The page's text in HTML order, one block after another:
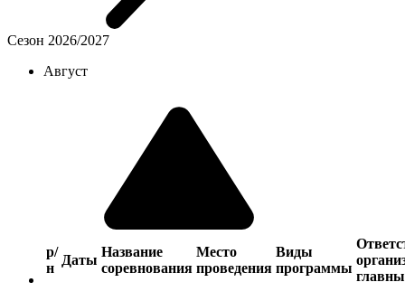
Сезон 2026/2027
Август
р/
н
Даты
Название
соревнования
Место
проведения
Виды
программы